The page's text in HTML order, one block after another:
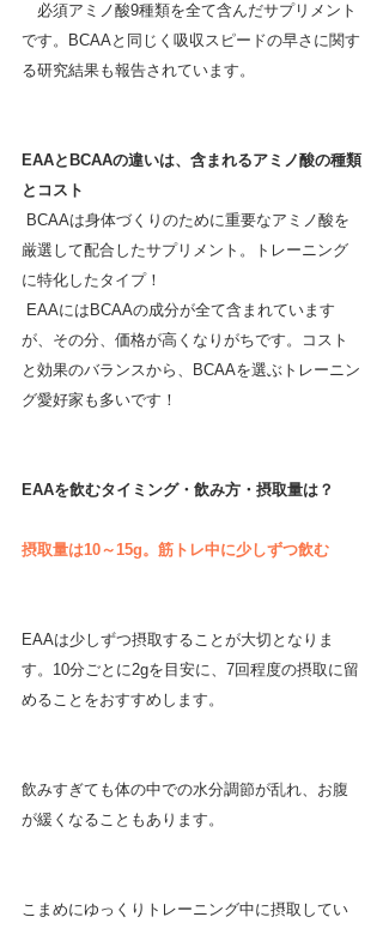
必須アミノ酸9種類を全て含んだサプリメント
です。BCAAと同じく吸収スピードの早さに関す
る研究結果も報告されています。
EAAとBCAAの違いは、含まれるアミノ酸の種類
とコスト
厳選して配合したサプリメント。トレーニング
に特化したタイプ！
が、その分、価格が高くなりがちです。コスト
と効果のバランスから、BCAAを選ぶトレーニン
グ愛好家も多いです！
EAAを飲むタイミング・飲み方・摂取量は？
摂取量は10～15g。筋トレ中に少しずつ飲む
EAAは少しずつ摂取することが大切となりま
す。10分ごとに2gを目安に、7回程度の摂取に留
めることをおすすめします。
飲みすぎても体の中での水分調節が乱れ、お腹
が緩くなることもあります。
こまめにゆっくりトレーニング中に摂取してい